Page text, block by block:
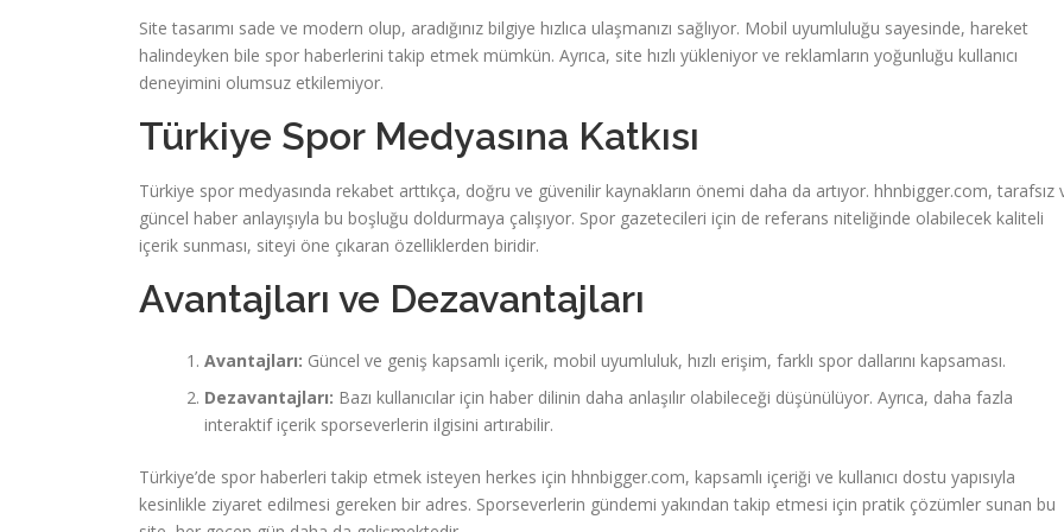
Site tasarımı sade ve modern olup, aradığınız bilgiye hızlıca ulaşmanızı sağlıyor. Mobil uyumluluğu sayesinde, hareket
halindeyken bile spor haberlerini takip etmek mümkün. Ayrıca, site hızlı yükleniyor ve reklamların yoğunluğu kullanıcı
deneyimini olumsuz etkilemiyor.
Türkiye Spor Medyasına Katkısı
Türkiye spor medyasında rekabet arttıkça, doğru ve güvenilir kaynakların önemi daha da artıyor. hhnbigger.com, tarafsız
güncel haber anlayışıyla bu boşluğu doldurmaya çalışıyor. Spor gazetecileri için de referans niteliğinde olabilecek kaliteli
içerik sunması, siteyi öne çıkaran özelliklerden biridir.
Avantajları ve Dezavantajları
Avantajları: Güncel ve geniş kapsamlı içerik, mobil uyumluluk, hızlı erişim, farklı spor dallarını kapsaması.
Dezavantajları: Bazı kullanıcılar için haber dilinin daha anlaşılır olabileceği düşünülüyor. Ayrıca, daha fazla
interaktif içerik sporseverlerin ilgisini artırabilir.
Türkiye’de spor haberleri takip etmek isteyen herkes için hhnbigger.com, kapsamlı içeriği ve kullanıcı dostu yapısıyla
kesinlikle ziyaret edilmesi gereken bir adres. Sporseverlerin gündemi yakından takip etmesi için pratik çözümler sunan bu